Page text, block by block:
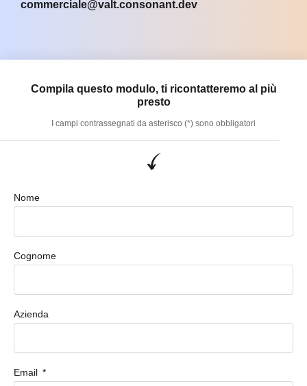
commerciale@valt.consonant.dev
Compila questo modulo, ti ricontatteremo al più
presto
I campi contrassegnati da asterisco (*) sono obbligatori
Nome
Cognome
Azienda
Email